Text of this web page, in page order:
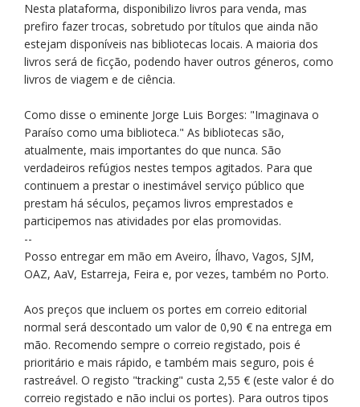
Nesta plataforma, disponibilizo livros para venda, mas
prefiro fazer trocas, sobretudo por títulos que ainda não
estejam disponíveis nas bibliotecas locais. A maioria dos
livros será de ficção, podendo haver outros géneros, como
livros de viagem e de ciência.
Como disse o eminente Jorge Luis Borges: "Imaginava o
Paraíso como uma biblioteca." As bibliotecas são,
atualmente, mais importantes do que nunca. São
verdadeiros refúgios nestes tempos agitados. Para que
continuem a prestar o inestimável serviço público que
prestam há séculos, peçamos livros emprestados e
participemos nas atividades por elas promovidas.
--
Posso entregar em mão em Aveiro, Ílhavo, Vagos, SJM,
OAZ, AaV, Estarreja, Feira e, por vezes, também no Porto.
Aos preços que incluem os portes em correio editorial
normal será descontado um valor de 0,90 € na entrega em
mão. Recomendo sempre o correio registado, pois é
prioritário e mais rápido, e também mais seguro, pois é
rastreável. O registo "tracking" custa 2,55 € (este valor é do
correio registado e não inclui os portes). Para outros tipos